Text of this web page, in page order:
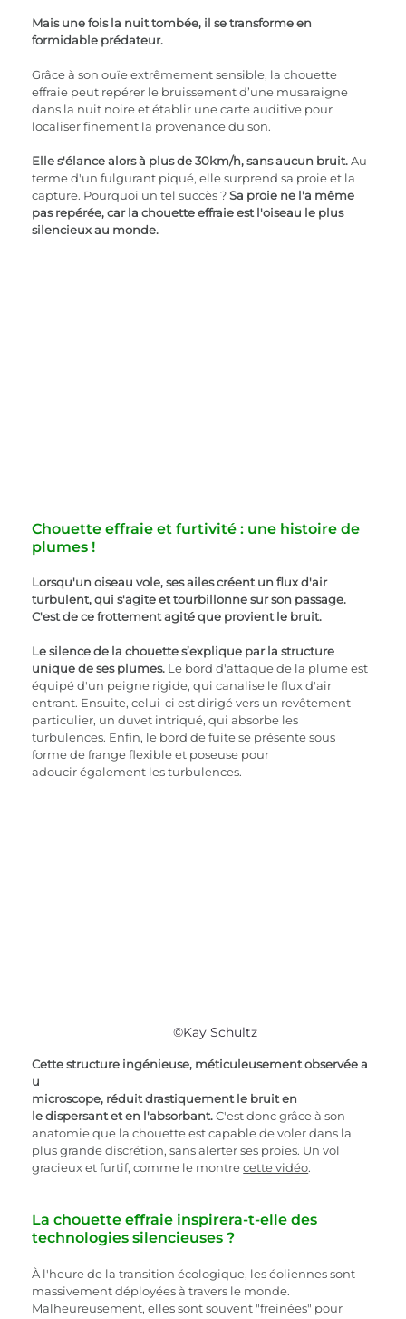
Mais une fois la nuit tombée, il se transforme en
formidable prédateur.
Grâce à son ouïe extrêmement sensible, la chouette
effraie peut repérer le bruissement d’une musaraigne
dans la nuit noire et établir une carte auditive pour
localiser finement la provenance du son.
Elle s'élance alors à plus de 30km/h, sans aucun bruit. Au
terme d'un fulgurant piqué, elle surprend sa proie et la
capture. Pourquoi un tel succès ? Sa proie ne l'a même
pas repérée, car la chouette effraie est l'oiseau le plus
silencieux au monde.
Chouette effraie et furtivité : une histoire de
plumes !
Lorsqu'un oiseau vole, ses ailes créent un flux d'air
turbulent, qui s'agite et tourbillonne sur son passage.
C'est de ce frottement agité que provient le bruit.
Le silence de la chouette s’explique par la structure
unique de ses plumes. Le bord d'attaque de la plume est
équipé d'un peigne rigide, qui canalise le flux d'air
entrant. Ensuite, celui-ci est dirigé vers un revêtement
particulier, un duvet intriqué, qui absorbe les
turbulences. Enfin, le bord de fuite se présente sous
forme de frange flexible et poseuse pour
adoucir également les turbulences.
©Kay Schultz
Cette structure ingénieuse, méticuleusement observée a
u
microscope, réduit drastiquement le bruit en
le dispersant et en l'absorbant. C'est donc grâce à son
anatomie que la chouette est capable de voler dans la
plus grande discrétion, sans alerter ses proies. Un vol
gracieux et furtif, comme le montre cette vidéo.
La chouette effraie inspirera-t-elle des
technologies silencieuses ?
À l'heure de la transition écologique, les éoliennes sont
massivement déployées à travers le monde.
Malheureusement, elles sont souvent "freinées" pour